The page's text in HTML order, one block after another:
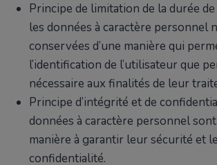
Principe de limitation de la durée
les données à caractère personnel
conservées d’une manière qui
l’identification de l’utilisateur que
nécessaire aux finalités de leur
Principe d’intégrité et de
données à caractère personnel
manière à garantir leur sécurité et
confidentialité.